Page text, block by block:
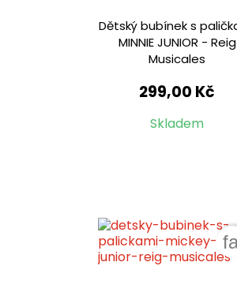
Dětský bubínek s
MINNIE JUNIOR - Reig
Musicales
299,00 Kč
Skladem